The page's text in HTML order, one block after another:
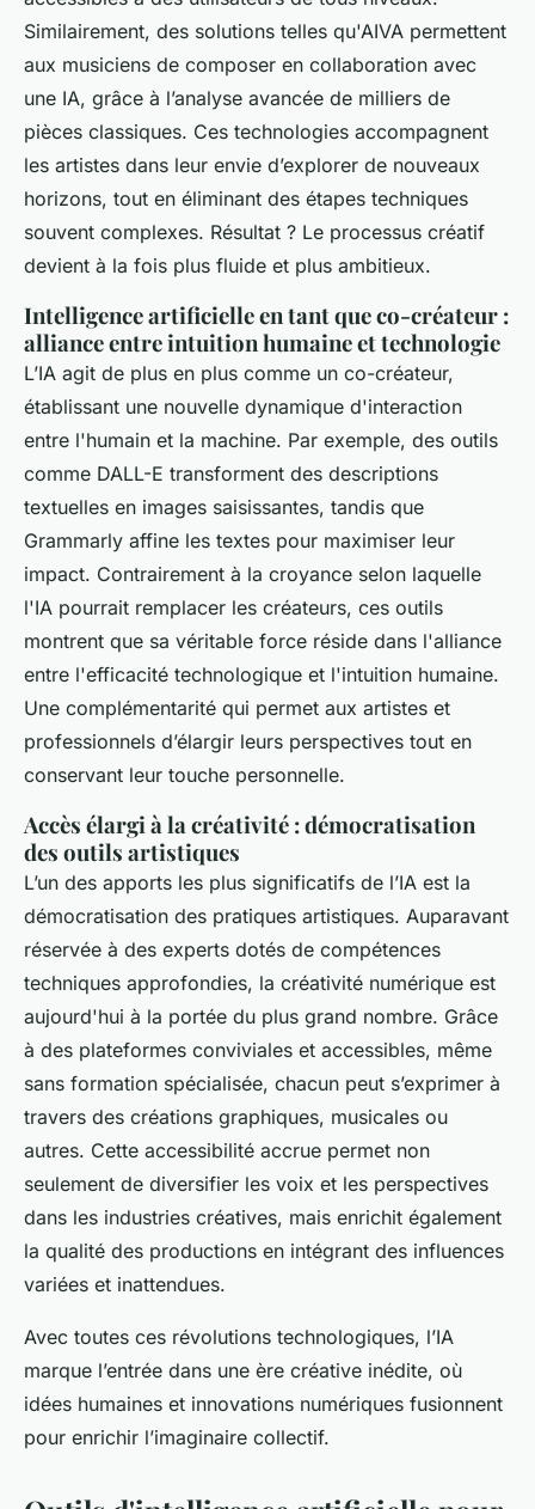
Similairement, des solutions telles qu'AIVA permettent
aux musiciens de composer en collaboration avec
une IA, grâce à l’analyse avancée de milliers de
pièces classiques. Ces technologies accompagnent
les artistes dans leur envie d’explorer de nouveaux
horizons, tout en éliminant des étapes techniques
souvent complexes. Résultat ? Le processus créatif
devient à la fois plus fluide et plus ambitieux.
Intelligence artificielle en tant que co-créateur :
alliance entre intuition humaine et technologie
L’IA agit de plus en plus comme un co-créateur,
établissant une nouvelle dynamique d'interaction
entre l'humain et la machine. Par exemple, des outils
comme DALL-E transforment des descriptions
textuelles en images saisissantes, tandis que
Grammarly affine les textes pour maximiser leur
impact. Contrairement à la croyance selon laquelle
l'IA pourrait remplacer les créateurs, ces outils
montrent que sa véritable force réside dans l'alliance
entre l'efficacité technologique et l'intuition humaine.
Une complémentarité qui permet aux artistes et
professionnels d’élargir leurs perspectives tout en
conservant leur touche personnelle.
Accès élargi à la créativité : démocratisation
des outils artistiques
L’un des apports les plus significatifs de l’IA est la
démocratisation des pratiques artistiques. Auparavant
réservée à des experts dotés de compétences
techniques approfondies, la créativité numérique est
aujourd'hui à la portée du plus grand nombre. Grâce
à des plateformes conviviales et accessibles, même
sans formation spécialisée, chacun peut s’exprimer à
travers des créations graphiques, musicales ou
autres. Cette accessibilité accrue permet non
seulement de diversifier les voix et les perspectives
dans les industries créatives, mais enrichit également
la qualité des productions en intégrant des influences
variées et inattendues.
Avec toutes ces révolutions technologiques, l’IA
marque l’entrée dans une ère créative inédite, où
idées humaines et innovations numériques fusionnent
pour enrichir l’imaginaire collectif.